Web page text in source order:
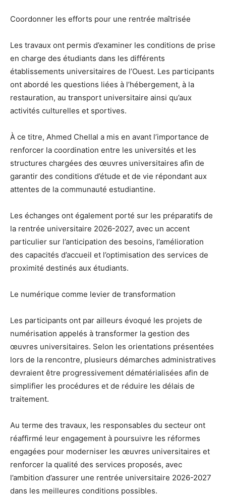
Coordonner les efforts pour une rentrée maîtrisée
Les travaux ont permis d’examiner les conditions de prise
en charge des étudiants dans les différents
établissements universitaires de l’Ouest. Les participants
ont abordé les questions liées à l’hébergement, à la
restauration, au transport universitaire ainsi qu’aux
activités culturelles et sportives.
À ce titre, Ahmed Chellal a mis en avant l’importance de
renforcer la coordination entre les universités et les
structures chargées des œuvres universitaires afin de
garantir des conditions d’étude et de vie répondant aux
attentes de la communauté estudiantine.
Les échanges ont également porté sur les préparatifs de
la rentrée universitaire 2026-2027, avec un accent
particulier sur l’anticipation des besoins, l’amélioration
des capacités d’accueil et l’optimisation des services de
proximité destinés aux étudiants.
Le numérique comme levier de transformation
Les participants ont par ailleurs évoqué les projets de
numérisation appelés à transformer la gestion des
œuvres universitaires. Selon les orientations présentées
lors de la rencontre, plusieurs démarches administratives
devraient être progressivement dématérialisées afin de
simplifier les procédures et de réduire les délais de
traitement.
Au terme des travaux, les responsables du secteur ont
réaffirmé leur engagement à poursuivre les réformes
engagées pour moderniser les œuvres universitaires et
renforcer la qualité des services proposés, avec
l’ambition d’assurer une rentrée universitaire 2026-2027
dans les meilleures conditions possibles.